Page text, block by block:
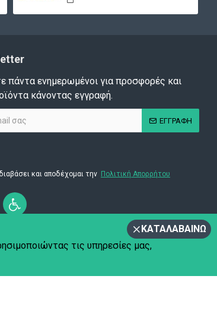
πάντα ενημερωμένοι για προσφορές και
κάνοντας εγγραφή.
ΕΓΓΡΑΦΗ
και αποδέχομαι την Πολιτική Απορρήτου
ΚΑΤΑΛΑΒΑΊΝΩ
τις υπηρεσίες μας,